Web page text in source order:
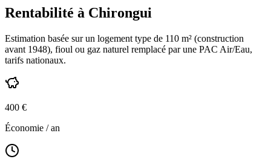
Rentabilité à Chirongui
Estimation basée sur un logement type de 110 m² (construction
avant 1948), fioul ou gaz naturel remplacé par une PAC Air/Eau,
tarifs nationaux.
400 €
Économie / an